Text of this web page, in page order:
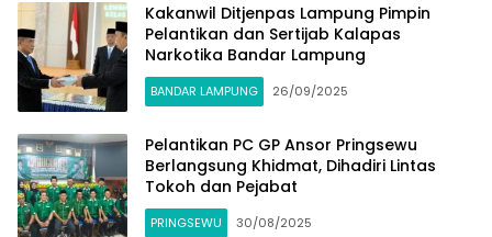
Kakanwil Ditjenpas Lampung Pimpin
Pelantikan dan Sertijab Kalapas
Narkotika Bandar Lampung
BANDAR LAMPUNG 26/09/2025
Pelantikan PC GP Ansor Pringsewu
Berlangsung Khidmat, Dihadiri Lintas
Tokoh dan Pejabat
PRINGSEWU 30/08/2025